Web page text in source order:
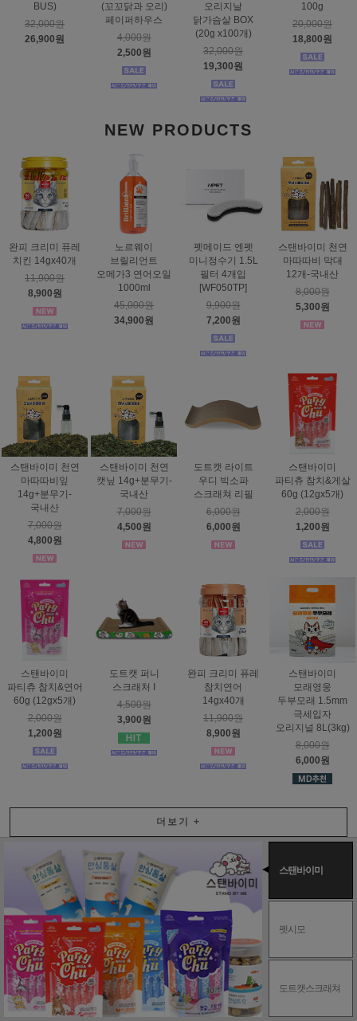
BUS)
32,000원
26,900원
(꼬꼬닭과 오리)
페이퍼하우스
4,000원
2,500원
오리지날
닭가슴살 BOX
(20g x100개)
32,000원
19,300원
100g
20,000원
18,800원
NEW PRODUCTS
완피 크리미 퓨레
치킨 14gx40개
11,900원
8,900원
노르웨이
브릴리언트
오메가3 연어오일
1000ml
45,000원
34,900원
펫메이드 엔펫
미니정수기 1.5L
필터 4개입
[WF050TP]
9,900원
7,200원
스탠바이미 천연
마따따비 막대
12개-국내산
8,000원
5,300원
스탠바이미 천연
마따따비잎
14g+분무기-
국내산
7,000원
4,800원
스탠바이미 천연
캣닢 14g+분무기-
국내산
7,000원
4,500원
도트캣 라이트
우디 빅소파
스크래쳐 리필
6,000원
6,000원
스탠바이미
파티츄 참치&게살
60g (12gx5개)
2,000원
1,200원
스탠바이미
파티츄 참치&연어
60g (12gx5개)
2,000원
1,200원
도트캣 퍼니
스크래처 I
4,500원
3,900원
완피 크리미 퓨레
참치연어
14gx40개
11,900원
8,900원
스탠바이미
모래영웅
두부모래 1.5mm
극세입자
오리지널 8L(3kg)
8,000원
6,000원
더보기 +
스탠바이미
펫시모
도트캣스크래쳐